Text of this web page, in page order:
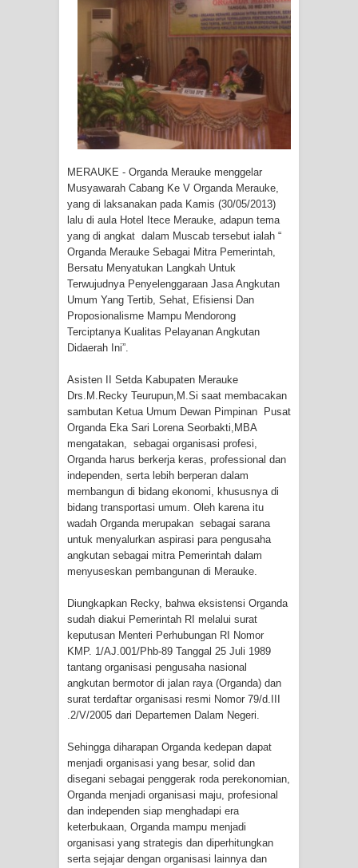
Tiga Personel Polresta Jayapura Kota
Jalani Sidang BP4R di Jayapura
Kapolresta Jayapura Kota
Mengapresiasi Antusiasme Warga
Saat Nonton Bareng Final Piala Dunia
2026 di Lapangan Karang PTC Entrop
Kebakaran Hanguskan Satu Rumah
di Kompleks Asrama Polisi Sorong
Profil Lengkap Papua Barat, Bumi
Cenderawasih di Ujung Barat Papua
Profil Lengkap Provinsi Papua, Bumi
Cenderawasih di Ujung Timur
Indonesia
Profil Lengkap Aceh, Provinsi
Istimewa di Ujung Sumatera
Lima Rumah Pribadi Terbakar Di
Hamadi Jayapura Selatan
Gempa M3,3 Guncang Nabire, BMKG
Imbau Waspada Susulan
Mama-Mama Pasar Lama Sentani
Protes Tumpukan Sampah dengan
Menghambur ke Tengah Jalan
Polres Jayapura Terima Laporan
Hilangnya Agustina Ester Bonsapia
Marthen Medlama Sebut Pemprov
Papua Siapkan 1000 Kuota Beasiswa
MERAUKE - Organda Merauke menggelar
Musyawarah Cabang Ke V Organda Merauke,
yang di laksanakan pada Kamis (30/05/2013)
lalu di aula Hotel Itece Merauke, adapun tema
yang di angkat dalam Muscab tersebut ialah “
Organda Merauke Sebagai Mitra Pemerintah,
Bersatu Menyatukan Langkah Untuk
Terwujudnya Penyelenggaraan Jasa Angkutan
Umum Yang Tertib, Sehat, Efisiensi Dan
Proposionalisme Mampu Mendorong
Terciptanya Kualitas Pelayanan Angkutan
Didaerah Ini”.
Asisten II Setda Kabupaten Merauke
Drs.M.Recky Teurupun,M.Si saat membacakan
sambutan Ketua Umum Dewan Pimpinan Pusat
Organda Eka Sari Lorena Seorbakti,MBA
mengatakan, sebagai organisasi profesi,
Organda harus berkerja keras, professional dan
independen, serta lebih berperan dalam
membangun di bidang ekonomi, khususnya di
bidang transportasi umum. Oleh karena itu
wadah Organda merupakan sebagai sarana
untuk menyalurkan aspirasi para pengusaha
angkutan sebagai mitra Pemerintah dalam
menyuseskan pembangunan di Merauke.
Diungkapkan Recky, bahwa eksistensi Organda
sudah diakui Pemerintah RI melalui surat
keputusan Menteri Perhubungan RI Nomor
KMP. 1/AJ.001/Phb-89 Tanggal 25 Juli 1989
tantang organisasi pengusaha nasional
angkutan bermotor di jalan raya (Organda) dan
surat terdaftar organisasi resmi Nomor 79/d.III
.2/V/2005 dari Departemen Dalam Negeri.
Sehingga diharapan Organda kedepan dapat
menjadi organisasi yang besar, solid dan
disegani sebagai penggerak roda perekonomian,
Organda menjadi organisasi maju, profesional
dan independen siap menghadapi era
keterbukaan, Organda mampu menjadi
organisasi yang strategis dan diperhitungkan
serta sejajar dengan organisasi lainnya dan